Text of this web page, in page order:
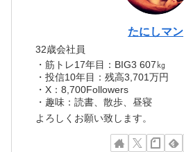
たにしマン
32歳会社員
・筋トレ17年目：BIG3 607㎏
・投信10年目：残高3,701万円
・X：8,700Followers
・趣味：読書、散歩、昼寝
よろしくお願い致します。